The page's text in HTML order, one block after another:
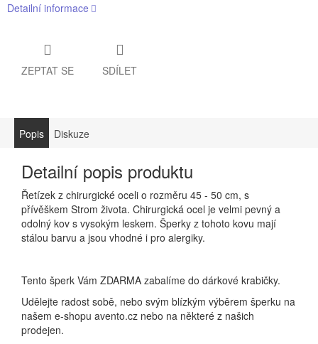
Detailní informace
ZEPTAT SE SDÍLET
Popis Diskuze
Detailní popis produktu
Řetízek z chirurgické oceli o rozměru 45 - 50 cm, s
přívěškem Strom života. Chirurgická ocel je velmi pevný a
odolný kov s vysokým leskem. Šperky z tohoto kovu mají
stálou barvu a jsou vhodné i pro alergiky.
Tento šperk Vám ZDARMA zabalíme do dárkové krabičky.
Udělejte radost sobě, nebo svým blízkým výběrem šperku na
našem e-shopu avento.cz nebo na některé z našich
prodejen.